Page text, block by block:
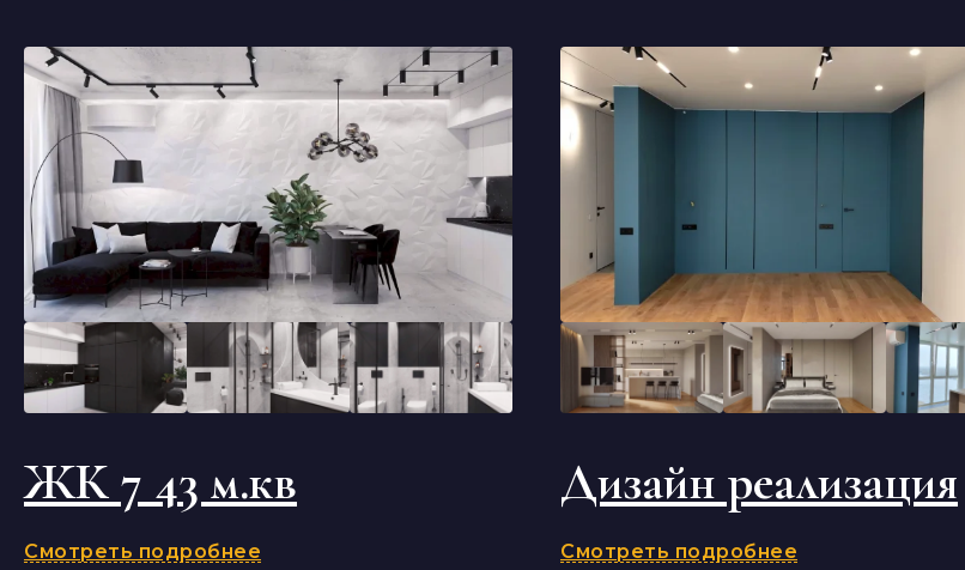
ЖК 7 43 м.кв
Смотреть подробнее
Дизайн реализация
Смотреть подробнее